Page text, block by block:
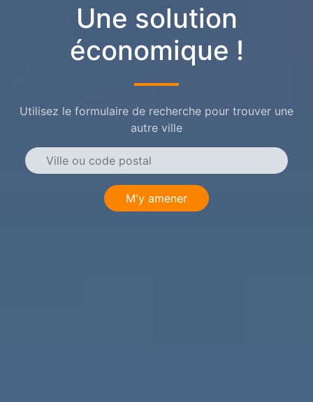
Une solution
économique !
Utilisez le formulaire de recherche pour trouver une
autre ville
M'y amener